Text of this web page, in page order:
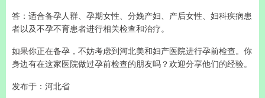
答：适合备孕人群、孕期女性、分娩产妇、产后女性、妇科疾病患
者以及不孕不育患者进行相关检查和治疗。
如果你正在备孕，不妨考虑到河北美和妇产医院进行孕前检查。你
身边有在这家医院做过孕前检查的朋友吗？欢迎分享他们的经验。
发布于：河北省